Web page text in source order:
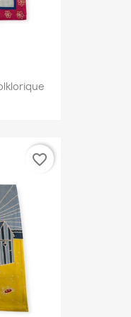
favorite_border